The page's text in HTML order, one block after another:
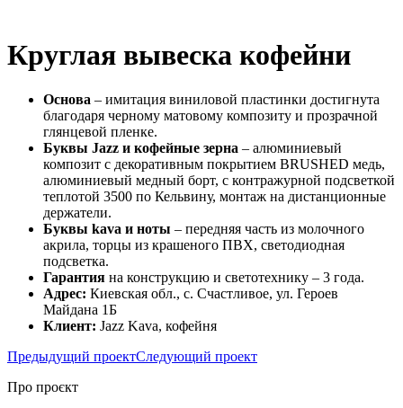
Круглая вывеска кофейни
Основа – имитация виниловой пластинки достигнута
благодаря черному матовому композиту и прозрачной
глянцевой пленке.
Буквы Jazz и кофейные зерна – алюминиевый
композит с декоративным покрытием BRUSHED медь,
алюминиевый медный борт, с контражурной подсветкой
теплотой 3500 по Кельвину, монтаж на дистанционные
держатели.
Буквы kava и ноты – передняя часть из молочного
акрила, торцы из крашеного ПВХ, светодиодная
подсветка.
Гарантия на конструкцию и светотехнику – 3 года.
Адрес: Киевская обл., с. Счастливое, ул. Героев
Майдана 1Б
Клиент: Jazz Kava, кофейня
Предыдущий проектСледующий проект
Про проєкт